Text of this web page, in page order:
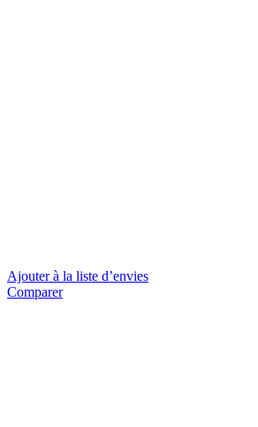
Ajouter à la liste d’envies
Comparer